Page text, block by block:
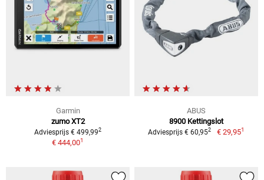
Garmin
zumo XT2
Adviesprijs € 499,992
€ 444,001
ABUS
8900 Kettingslot
Adviesprijs € 60,952 € 29,951